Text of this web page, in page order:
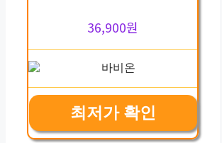
36,900원
최저가 확인